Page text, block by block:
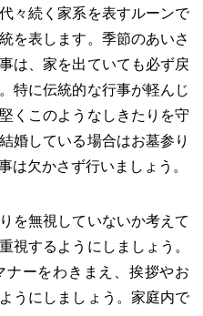
々続く家系を表すルーンで
を表します。季節のあいさ
は、家を出ていても必ず戻
特に伝統的な行事が軽んじ
くこのようなしきたりを守
婚している場合はお墓参り
は欠かさず行いましょう。
を無視していないか考えて
視するようにしましょう。
ナーをわきまえ、挨拶やお
うにしましょう。家庭内で